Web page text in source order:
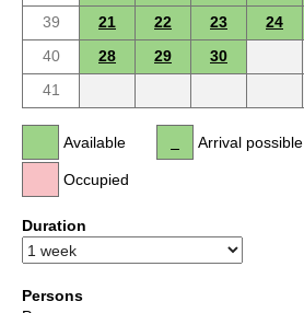
39
21 22 23 24
40
28 29
30
41
Available
Occupied
Arrival possible
Duration
Persons